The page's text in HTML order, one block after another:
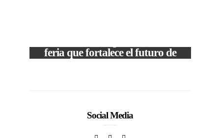
feria que fortalece el futuro de
Social Media